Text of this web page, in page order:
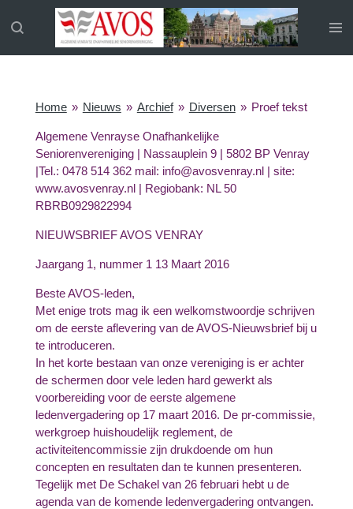
direct
Home » Nieuws » Archief » Diversen » Proef tekst
Algemene Venrayse Onafhankelijke
Seniorenvereniging | Nassauplein 9 | 5802 BP Venray
|Tel.: 0478 514 362 mail: info@avosvenray.nl | site:
www.avosvenray.nl | Regiobank: NL 50
RBRB0929822994
NIEUWSBRIEF AVOS VENRAY
Jaargang 1, nummer 1 13 Maart 2016
Beste AVOS-leden,
Met enige trots mag ik een welkomstwoordje schrijven
om de eerste aflevering van de AVOS-Nieuwsbrief bij u
te introduceren.
In het korte bestaan van onze vereniging is er achter
de schermen door vele leden hard gewerkt als
voorbereiding voor de eerste algemene
ledenvergadering op 17 maart 2016. De pr-commissie,
werkgroep huishoudelijk reglement, de
activiteitencommissie zijn drukdoende om hun
concepten en resultaten dan te kunnen presenteren.
Tegelijk met De Schakel van 26 februari hebt u de
agenda van de komende ledenvergadering ontvangen.